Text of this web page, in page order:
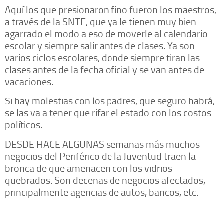
Aquí los que presionaron fino fueron los maestros,
a través de la SNTE, que ya le tienen muy bien
agarrado el modo a eso de moverle al calendario
escolar y siempre salir antes de clases. Ya son
varios ciclos escolares, donde siempre tiran las
clases antes de la fecha oficial y se van antes de
vacaciones.
Si hay molestias con los padres, que seguro habrá,
se las va a tener que rifar el estado con los costos
políticos.
DESDE HACE ALGUNAS semanas más muchos
negocios del Periférico de la Juventud traen la
bronca de que amenacen con los vidrios
quebrados. Son decenas de negocios afectados,
principalmente agencias de autos, bancos, etc.